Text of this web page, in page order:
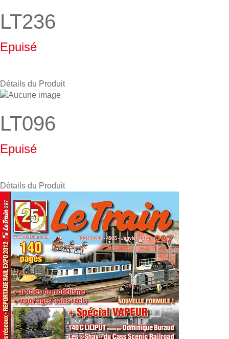
LT236
Epuisé
Détails du Produit
LT096
Epuisé
Détails du Produit